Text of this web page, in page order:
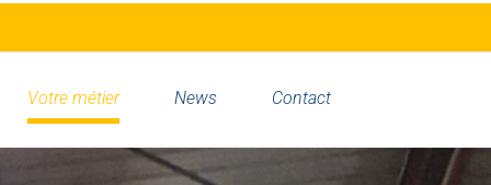
Votre métier News Contact